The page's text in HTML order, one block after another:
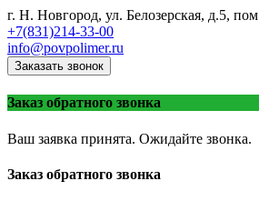
г. Н. Новгород, ул. Белозерская, д.5,
+7(831)214-33-00
info@povpolimer.ru
Заказать звонок
Заказ обратного звонка
Ваш заявка принята. Ожидайте звонка.
Заказ обратного звонка